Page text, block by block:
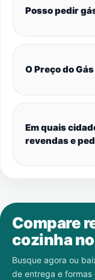
Posso pedir
O Preço do
Em quais
revendas e
Compare
cozinha
Busque agora ou
de entrega e formas